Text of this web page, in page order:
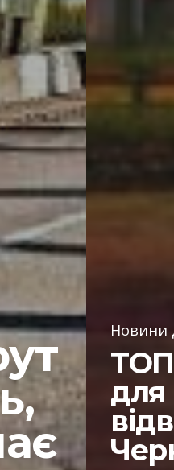
Новини
для